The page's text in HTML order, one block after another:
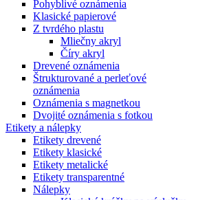
Pohyblivé oznámenia
Klasické papierové
Z tvrdého plastu
Mliečny akryl
Číry akryl
Drevené oznámenia
Štrukturované a perleťové
oznámenia
Oznámenia s magnetkou
Dvojité oznámenia s fotkou
Etikety a nálepky
Etikety drevené
Etikety klasické
Etikety metalické
Etikety transparentné
Nálepky